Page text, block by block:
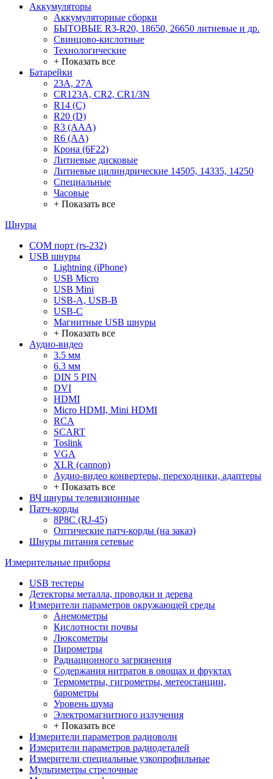
Аккумуляторы
Аккумуляторные сборки
БЫТОВЫЕ R3-R20, 18650, 26650 литиевые и др.
Свинцово-кислотные
Технологические
+ Показать все
Батарейки
23A, 27A
CR123A, CR2, CR1/3N
R14 (C)
R20 (D)
R3 (AAA)
R6 (AA)
Крона (6F22)
Литиевые дисковые
Литиевые цилиндрические 14505, 14335, 14250
Специальные
Часовые
+ Показать все
Шнуры
COM порт (rs-232)
USB шнуры
Lightning (iPhone)
USB Micro
USB Mini
USB-A, USB-B
USB-C
Магнитные USB шнуры
+ Показать все
Аудио-видео
3.5 мм
6.3 мм
DIN 5 PIN
DVI
HDMI
Micro HDMI, Mini HDMI
RCA
SCART
Toslink
VGA
XLR (cannon)
Аудио-видео конвертеры, переходники, адаптеры
+ Показать все
ВЧ шнуры телевизионные
Патч-корды
8P8C (RJ-45)
Оптические патч-корды (на заказ)
Шнуры питания сетевые
Измерительные приборы
USB тестеры
Детекторы металла, проводки и дерева
Измерители параметров окружающей среды
Анемометры
Кислотности почвы
Люксометры
Пирометры
Радиационного загрязнения
Содержания нитратов в овощах и фруктах
Термометры, гигрометры, метеостанции,
барометры
Уровень шума
Электромагнитного излучения
+ Показать все
Измерители параметров радиоволн
Измерители параметров радиодеталей
Измерители специальные узкопрофильные
Мультиметры стрелочные